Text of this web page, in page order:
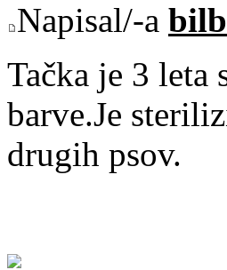
Napisal/-a
Tačka je 3 leta
barve.Je
drugih psov.